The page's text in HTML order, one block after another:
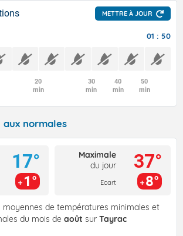
METTRE À JOUR
01 : 50
20
min
30
min
40
min
50
min
aux normales
17°
1°
Maximale
du jour
Ecart
37°
8°
moyennes de températures minimales et
du mois de août sur Tayrac